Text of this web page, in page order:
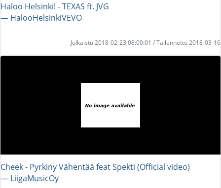
Haloo Helsinki! - TEXAS ft. JVG
― HalooHelsinkiVEVO
Julkaistu 2018-02-23 08:00:01 / Tallennettu 2018-03-16
Cheek - Pyrkiny Vähentää feat Spekti (Official video)
― LiigaMusicOy